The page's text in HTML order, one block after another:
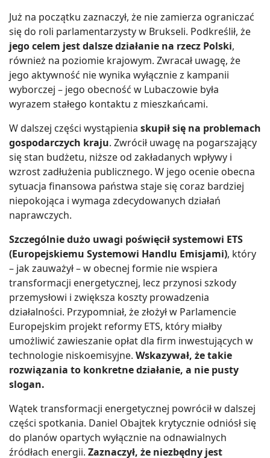
Już na początku zaznaczył, że nie zamierza ograniczać
się do roli parlamentarzysty w Brukseli. Podkreślił, że
jego celem jest dalsze działanie na rzecz Polski,
również na poziomie krajowym. Zwracał uwagę, że
jego aktywność nie wynika wyłącznie z kampanii
wyborczej – jego obecność w Lubaczowie była
wyrazem stałego kontaktu z mieszkańcami.
W dalszej części wystąpienia skupił się na problemach
gospodarczych kraju. Zwrócił uwagę na pogarszający
się stan budżetu, niższe od zakładanych wpływy i
wzrost zadłużenia publicznego. W jego ocenie obecna
sytuacja finansowa państwa staje się coraz bardziej
niepokojąca i wymaga zdecydowanych działań
naprawczych.
Szczególnie dużo uwagi poświęcił systemowi ETS
(Europejskiemu Systemowi Handlu Emisjami), który
– jak zauważył – w obecnej formie nie wspiera
transformacji energetycznej, lecz przynosi szkody
przemysłowi i zwiększa koszty prowadzenia
działalności. Przypomniał, że złożył w Parlamencie
Europejskim projekt reformy ETS, który miałby
umożliwić zawieszanie opłat dla firm inwestujących w
technologie niskoemisyjne. Wskazywał, że takie
rozwiązania to konkretne działanie, a nie pusty
slogan.
Wątek transformacji energetycznej powrócił w dalszej
części spotkania. Daniel Obajtek krytycznie odniósł się
do planów opartych wyłącznie na odnawialnych
źródłach energii. Zaznaczył, że niezbędny jest